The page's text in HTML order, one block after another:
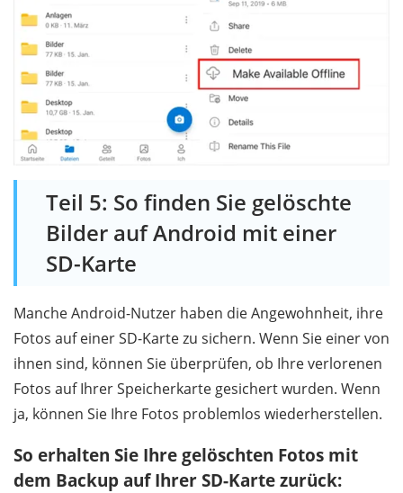
Teil 5: So finden Sie gelöschte
Bilder auf Android mit einer
SD-Karte
Manche Android-Nutzer haben die Angewohnheit, ihre
Fotos auf einer SD-Karte zu sichern. Wenn Sie einer von
ihnen sind, können Sie überprüfen, ob Ihre verlorenen
Fotos auf Ihrer Speicherkarte gesichert wurden. Wenn
ja, können Sie Ihre Fotos problemlos wiederherstellen.
So erhalten Sie Ihre gelöschten Fotos mit
dem Backup auf Ihrer SD-Karte zurück: